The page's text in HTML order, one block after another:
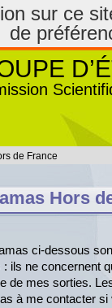
sur ce
de
de France
Hors
ci-dessous
: ils ne concernent
de mes sorties.
à me contacter